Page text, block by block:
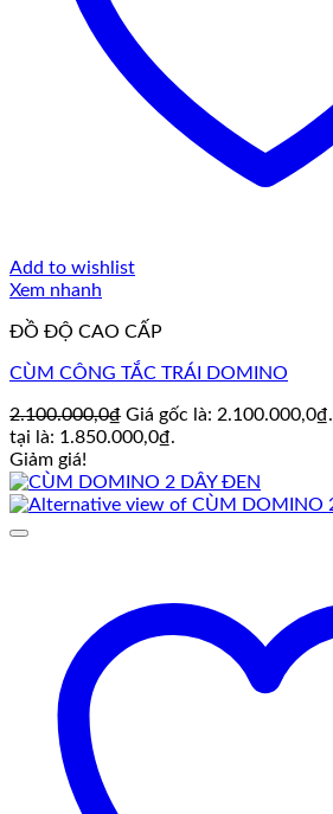
Add to wishlist
Xem nhanh
ĐỒ ĐỘ CAO CẤP
CÙM CÔNG TẮC TRÁI DOMINO
2.100.000,0₫ Giá gốc là: 2.100.000,0₫.
tại là: 1.850.000,0₫.
Giảm giá!